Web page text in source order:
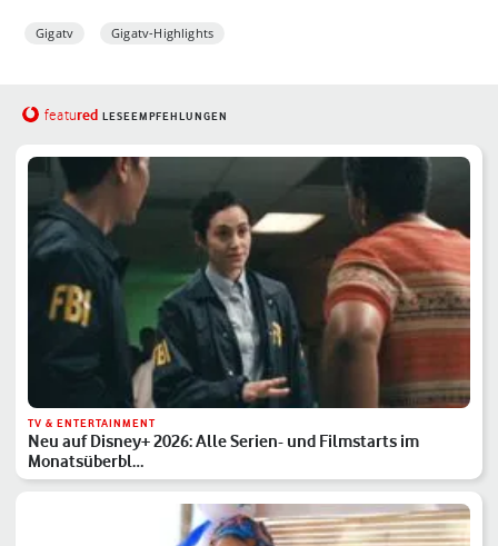
Gigatv Gigatv-Highlights
featured LESEEMPFEHLUNGEN
TV & ENTERTAINMENT
Neu auf Disney+ 2026: Alle Serien- und Filmstarts im
Monatsüberbl…